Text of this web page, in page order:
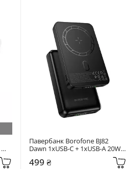
Павербанк Borofone BJ82
Dawn 1xUSB-C + 1xUSB-A 20W
499 ₴